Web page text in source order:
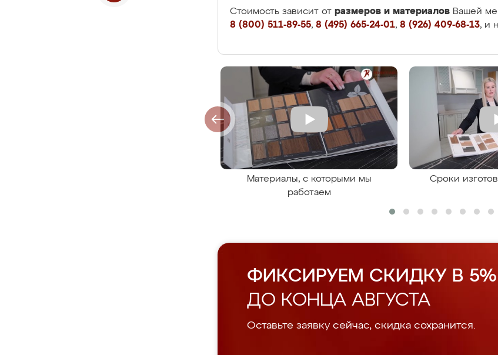
Стоимость зависит от размеров и материалов Вашей
8 (800) 511-89-55, 8 (495) 665-24-01, 8 (926) 409-68-13, и
Материалы, с которыми мы
работаем
Сроки
ФИКСИРУЕМ СКИДКУ В 5%
ДО КОНЦА АВГУСТА
Оставьте заявку сейчас, скидка сохранится.